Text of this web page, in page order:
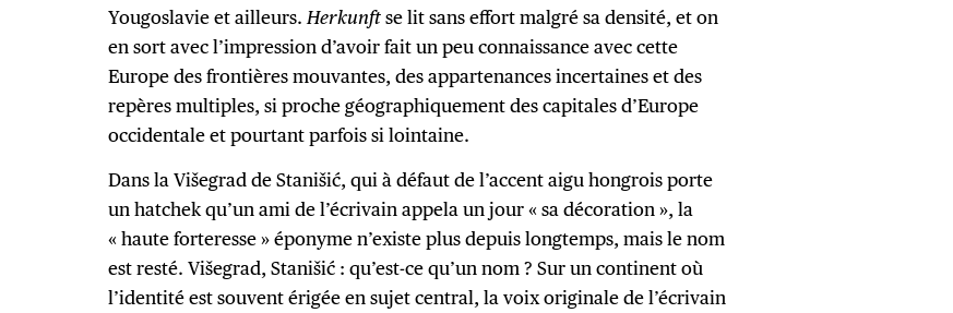
Yougoslavie et ailleurs. Herkunftse lit sans effort malgré sa densité, et on
en sort avec l’impression d’avoir fait un peu connaissance avec cette
Europe des frontières mouvantes, des appartenances incertaines et des
repères multiples, si proche géographiquement des capitales d’Europe
occidentale et pourtant parfois si lointaine.
Dans la Višegrad de Stanišić, qui à défaut de l’accent aigu hongrois porte
un hatchek qu’un ami de l’écrivain appela un jour « sa décoration », la
« haute forteresse » éponyme n’existe plus depuis longtemps, mais le nom
est resté. Višegrad, Stanišić : qu’est-ce qu’un nom ? Sur un continent où
l’identité est souvent érigée en sujet central, la voix originale de l’écrivain